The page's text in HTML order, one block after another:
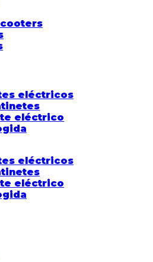
eléctricos
eléctrico
eléctricos
eléctrico